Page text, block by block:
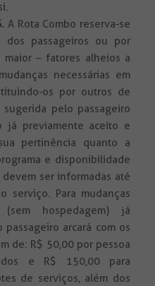
A Rota Combo reserva-se
passageiros ou por
– fatores alheios a
necessárias em
os por outros de
pelo passageiro
já previamente aceito e
pertinência quanto a
e disponibilidade
ser informadas até
serviço. Para mudanças
hospedagem) já
arcará com os
de: R$ 50,00 por pessoa
e R$ 150,00 para
de serviços, além dos